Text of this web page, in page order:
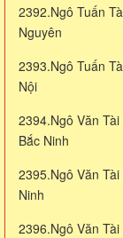
2392.Ngô Tuấn
Nguyên
2393.Ngô Tuấn
Nội
2394.Ngô Văn
Bắc Ninh
2395.Ngô Văn
Ninh
2396.Ngô Văn